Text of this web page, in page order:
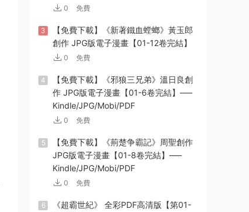
0 免費
3
【免費下載】《新著鐵血螳螂》黃玉郎
創作 JPG版電子漫畫【01-12卷完結】
0 免費
4
【免費下載】《邪狼三兄弟》溫日良創
作 JPG版電子漫畫【01-6卷完結】—–
Kindle/JPG/Mobi/PDF
0 免費
5
【免費下載】《荊楚争霸記》周聖創作
JPG版電子漫畫【01-8卷完結】—–
Kindle/JPG/Mobi/PDF
0 免費
6
《超霸世紀》 全彩PDF高清版【第01-